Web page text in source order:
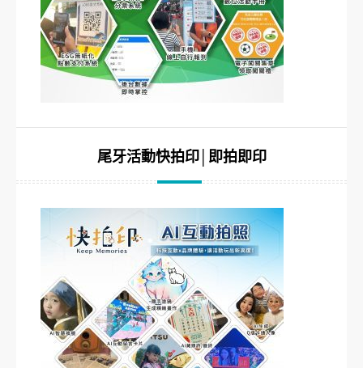
尾牙活動快拍印│即拍即印